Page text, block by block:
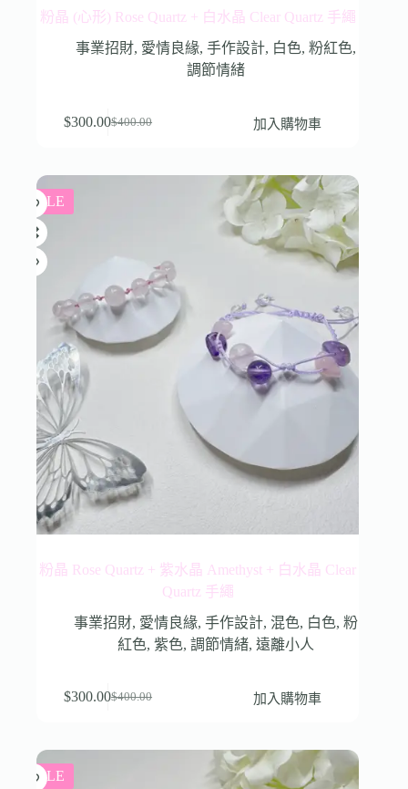
粉晶 (心形) Rose Quartz + 白水晶 Clear Quartz 手繩
事業招財, 愛情良緣,手作設計, 白色,粉紅色,
調節情緒
$400.00
$300.00 加入購物車
SALE
粉晶 Rose Quartz + 紫水晶 Amethyst + 白水晶 Clear
Quartz 手繩
事業招財, 愛情良緣,手作設計, 混色, 白色,粉
紅色,紫色,調節情緒,遠離小人
$400.00
$300.00 加入購物車
SALE